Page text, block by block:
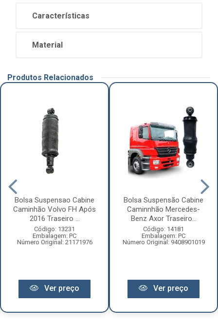
Características
Material
Produtos Relacionados
Bolsa Suspensao Cabine
Caminhão Volvo FH Após
2016 Traseiro ...
Código: 13231
Embalagem: PC
Número Original: 21171976
Ver preço
Bolsa Suspensão Cabine
Caminnhão Mercedes-
Benz Axor Traseiro...
Código: 14181
Embalagem: PC
Número Original: 9408901019
Ver preço